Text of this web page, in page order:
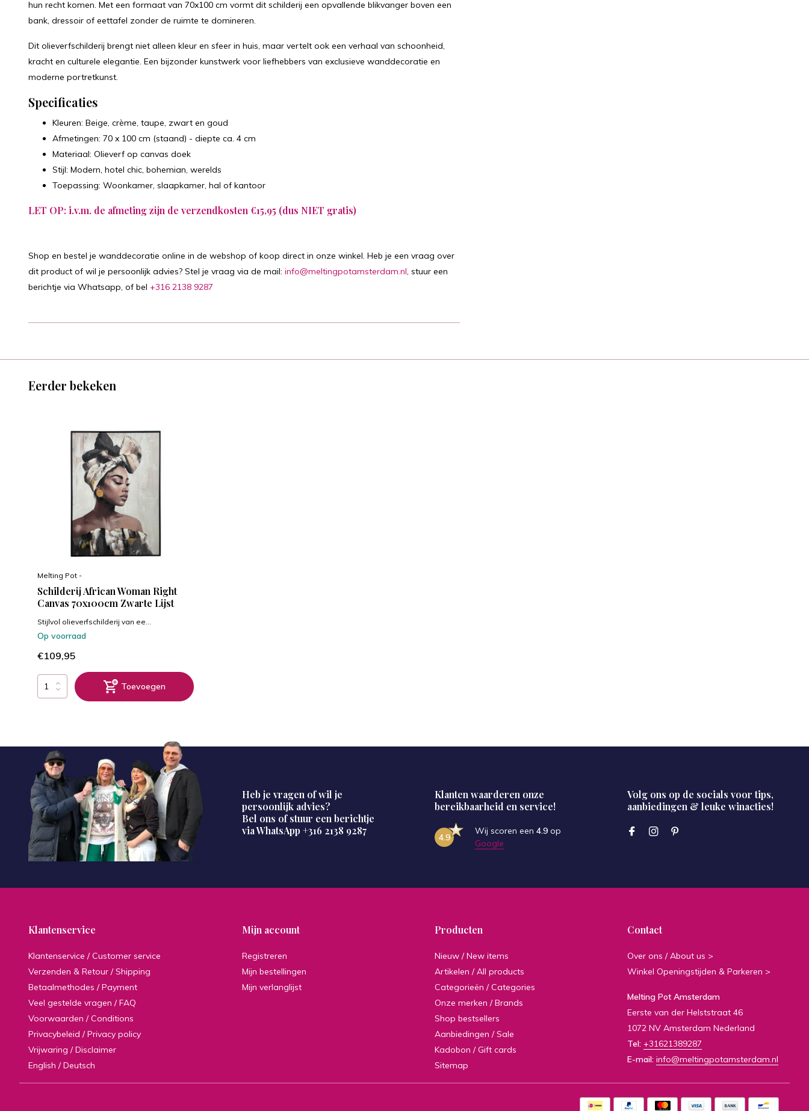
hun recht komen. Met een formaat van 70x100 cm vormt dit schilderij een opvallende blikvanger boven een
bank, dressoir of eettafel zonder de ruimte te domineren.
Dit olieverfschilderij brengt niet alleen kleur en sfeer in huis, maar vertelt ook een verhaal van schoonheid,
kracht en culturele elegantie. Een bijzonder kunstwerk voor liefhebbers van exclusieve wanddecoratie en
moderne portretkunst.
Specificaties
Kleuren: Beige, crème, taupe, zwart en goud
Afmetingen: 70 x 100 cm (staand) - diepte ca. 4 cm
Materiaal: Olieverf op canvas doek
Stijl: Modern, hotel chic, bohemian, werelds
Toepassing: Woonkamer, slaapkamer, hal of kantoor
LET OP: i.v.m. de afmeting zijn de verzendkosten €15,95 (dus NIET gratis)
Shop en bestel je wanddecoratie online in de webshop of koop direct in onze winkel. Heb je een vraag over
dit product of wil je persoonlijk advies? Stel je vraag via de mail: info@meltingpotamsterdam.nl, stuur een
berichtje via Whatsapp, of bel +316 2138 9287
Eerder bekeken
Melting Pot -
Schilderij African Woman Right
Canvas 70x100cm Zwarte Lijst
Stijlvol olieverfschilderij van ee...
Op voorraad
€109,95
Toevoegen
Heb je vragen of wil je
persoonlijk advies?
Bel ons of stuur een berichtje
via WhatsApp +316 2138 9287
Klanten waarderen onze
bereikbaarheid en service!
4.9
Wij scoren een 4.9 op
Google
Volg ons op de socials voor tips,
aanbiedingen & leuke winacties!
Klantenservice
Klantenservice / Customer service
Verzenden & Retour / Shipping
Betaalmethodes / Payment
Veel gestelde vragen / FAQ
Voorwaarden / Conditions
Privacybeleid / Privacy policy
Vrijwaring / Disclaimer
English / Deutsch
Mijn account
Registreren
Mijn bestellingen
Mijn verlanglijst
Producten
Nieuw / New items
Artikelen / All products
Categorieën / Categories
Onze merken / Brands
Shop bestsellers
Aanbiedingen / Sale
Kadobon / Gift cards
Sitemap
Contact
Over ons / About us >
Winkel Openingstijden & Parkeren >
Melting Pot Amsterdam
Eerste van der Helststraat 46
1072 NV Amsterdam Nederland
Tel: +31621389287
E-mail: info@meltingpotamsterdam.nl